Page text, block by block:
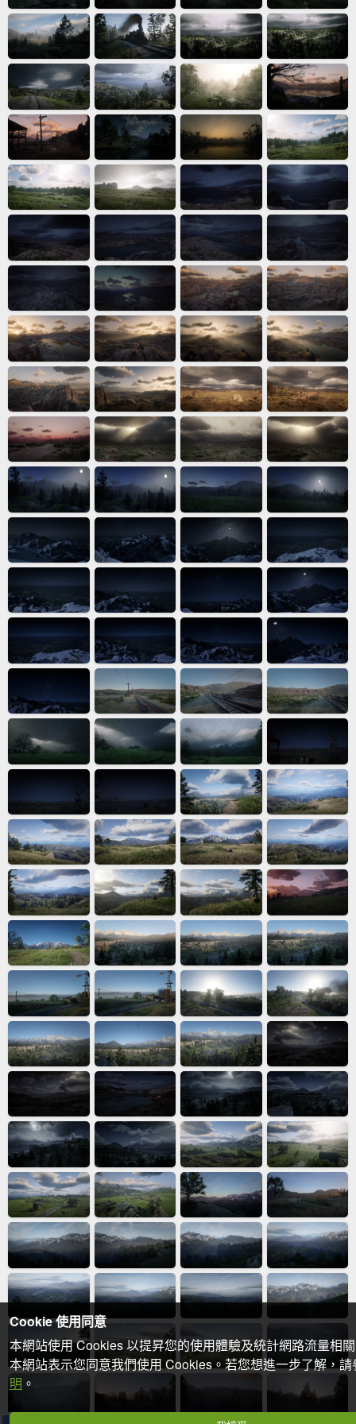
Cookie 使用同意
本網站使用 Cookies 以提昇您的使用體驗及統計網路流量相
本網站表示您同意我們使用 Cookies。若您想進一步了解，
明 。